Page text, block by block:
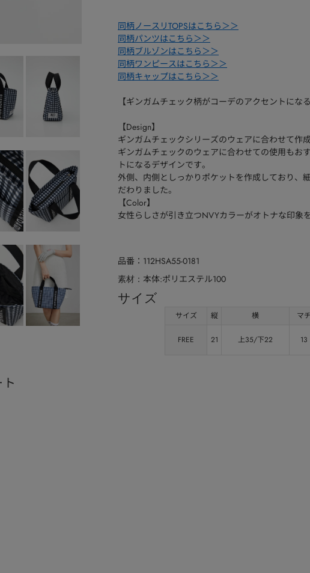
同柄ノースリTOPSはこちら＞＞
同柄パンツはこちら＞＞
同柄ブルゾンはこちら＞＞
同柄ワンピースはこちら＞＞
同柄キャップはこちら＞＞
【ギンガムチェック柄がコーデのアクセントになる
【Design】
ギンガムチェックシリーズのウェアに合わせて作
ギンガムチェックのウェアに合わせての使用もお
トになるデザインです。
外側、内側としっかりポケットを作成しており、
だわりました。
【Color】
女性らしさが引き立つNVYカラーがオトナな印象を
品番 112HSA55-0181
素材 本体:ポリエステル100
サイズ
サイズ 縦 横 マチ
FREE 21 上35/下22 13